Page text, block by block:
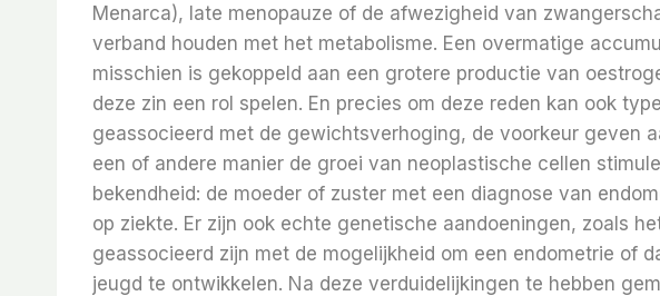
Menarca), late menopauze of de afwezigheid van
verband houden met het metabolisme. Een overmatige
misschien is gekoppeld aan een grotere productie van
deze zin een rol spelen. En precies om deze reden kan ook
geassocieerd met de gewichtsverhoging, de voorkeur geven
een of andere manier de groei van neoplastische cellen
bekendheid: de moeder of zuster met een diagnose van
op ziekte. Er zijn ook echte genetische aandoeningen, zoals
geassocieerd zijn met de mogelijkheid om een ​​endometrie of
jeugd te ontwikkelen. Na deze verduidelijkingen te hebben